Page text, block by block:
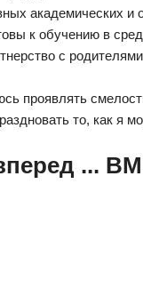
академических и
к обучению в
с
проявлять
то, как я
...